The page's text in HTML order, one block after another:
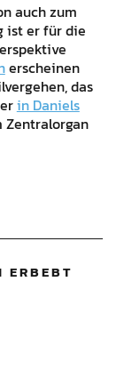
auch zum
ist er für die
erscheinen
das
in Daniels
Zentralorgan
ERBEBT